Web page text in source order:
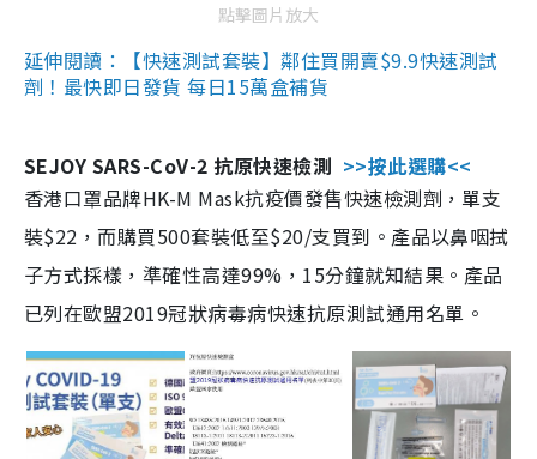
點擊圖片放大
延伸閱讀：【快速測試套裝】鄰住買開賣$9.9快速測試
劑！最快即日發貨 每日15萬盒補貨
SEJOY SARS-CoV-2 抗原快速檢測 >>按此選購<<
香港口罩品牌HK-M Mask抗疫價發售快速檢測劑，單支
裝$22，而購買500套裝低至$20/支買到。產品以鼻咽拭
子方式採樣，準確性高達99%，15分鐘就知結果。產品
已列在歐盟2019冠狀病毒病快速抗原測試通用名單。